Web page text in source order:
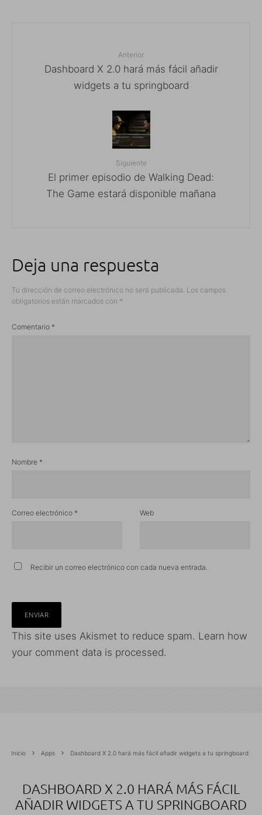
Anterior
Dashboard X 2.0 hará más fácil añadir
widgets a tu springboard
Siguiente
El primer episodio de Walking Dead:
The Game estará disponible mañana
Deja una respuesta
Tu dirección de correo electrónico no será publicada. Los campos
obligatorios están marcados con *
Comentario *
Nombre *
Correo electrónico * Web
Recibir un correo electrónico con cada nueva entrada.
This site uses Akismet to reduce spam. Learn how
your comment data is processed.
Inicio Apps Dashboard X 2.0 hará más fácil añadir widgets a tu springboard
DASHBOARD X 2.0 HARÁ MÁS FÁCIL
AÑADIR WIDGETS A TU SPRINGBOARD